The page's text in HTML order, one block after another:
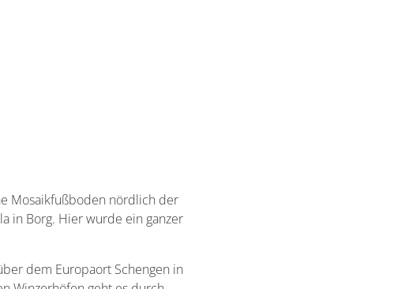
Mosaikfußboden nördlich der
in Borg. Hier wurde ein ganzer
dem Europaort Schengen in